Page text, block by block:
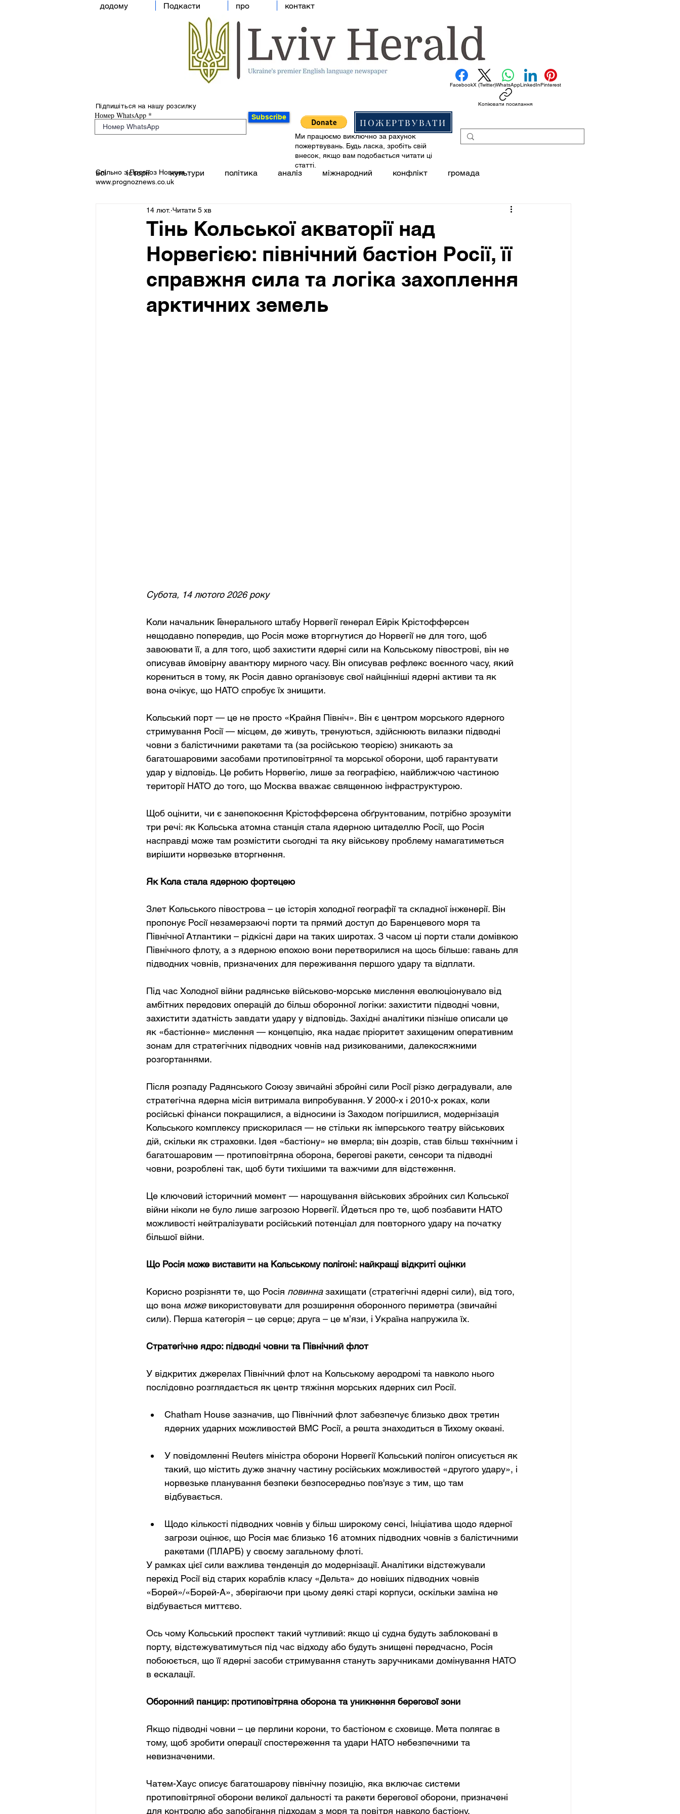
додому Подкасти про контакт
Підпишіться на нашу розсилку
Номер WhatsApp Subscribe ПОЖЕРТВУВАТИ
FacebookX (Twitter)WhatsAppLinkedInPinterest
Копіювати посилання
Спільно з Прогноз Новини
www.prognoznews.co.uk
Ми працюємо виключно за рахунок
пожертвувань. Будь ласка, зробіть свій
внесок, якщо вам подобається читати ці
статті.
всі історії культури політика аналіз міжнародний конфлікт громада
Тінь Кольської акваторії над
Норвегією: північний бастіон Росії, її
справжня сила та логіка захоплення
арктичних земель
14 лют. Читати 5 хв
Субота, 14 лютого 2026 року
Коли начальник Генерального штабу Норвегії генерал Ейрік Крістофферсен
нещодавно попередив, що Росія може вторгнутися до Норвегії не для того, щоб
завоювати її, а для того, щоб захистити ядерні сили на Кольському півострові, він не
описував ймовірну авантюру мирного часу. Він описував рефлекс воєнного часу, який
корениться в тому, як Росія давно організовує свої найцінніші ядерні активи та як
вона очікує, що НАТО спробує їх знищити.
Кольський порт — це не просто «Крайня Північ». Він є центром морського ядерного
стримування Росії — місцем, де живуть, тренуються, здійснюють вилазки підводні
човни з балістичними ракетами та (за російською теорією) зникають за
багатошаровими засобами протиповітряної та морської оборони, щоб гарантувати
удар у відповідь. Це робить Норвегію, лише за географією, найближчою частиною
території НАТО до того, що Москва вважає священною інфраструктурою.
Щоб оцінити, чи є занепокоєння Крістофферсена обґрунтованим, потрібно зрозуміти
три речі: як Кольська атомна станція стала ядерною цитаделлю Росії, що Росія
насправді може там розмістити сьогодні та яку військову проблему намагатиметься
вирішити норвезьке вторгнення.
Як Кола стала ядерною фортецею
Злет Кольського півострова – це історія холодної географії та складної інженерії. Він
пропонує Росії незамерзаючі порти та прямий доступ до Баренцевого моря та
Північної Атлантики – рідкісні дари на таких широтах. З часом ці порти стали домівкою
Північного флоту, а з ядерною епохою вони перетворилися на щось більше: гавань для
підводних човнів, призначених для переживання першого удару та відплати.
Під час Холодної війни радянське військово-морське мислення еволюціонувало від
амбітних передових операцій до більш оборонної логіки: захистити підводні човни,
захистити здатність завдати удару у відповідь. Західні аналітики пізніше описали це
як «бастіонне» мислення — концепцію, яка надає пріоритет захищеним оперативним
зонам для стратегічних підводних човнів над ризикованими, далекосяжними
розгортаннями.
Після розпаду Радянського Союзу звичайні збройні сили Росії різко деградували, але
стратегічна ядерна місія витримала випробування. У 2000-х і 2010-х роках, коли
російські фінанси покращилися, а відносини із Заходом погіршилися, модернізація
Кольського комплексу прискорилася — не стільки як імперського театру військових
дій, скільки як страховки. Ідея «бастіону» не вмерла; він дозрів, став більш технічним і
багатошаровим — протиповітряна оборона, берегові ракети, сенсори та підводні
човни, розроблені так, щоб бути тихішими та важчими для відстеження.
Це ключовий історичний момент — нарощування військових збройних сил Кольської
війни ніколи не було лише загрозою Норвегії. Йдеться про те, щоб позбавити НАТО
можливості нейтралізувати російський потенціал для повторного удару на початку
більшої війни.
Що Росія може виставити на Кольському полігоні: найкращі відкриті оцінки
Корисно розрізняти те, що Росія повинна захищати (стратегічні ядерні сили), від того,
що вона може використовувати для розширення оборонного периметра (звичайні
сили). Перша категорія – це серце; друга – це м’язи, і Україна напружила їх.
Стратегічне ядро: підводні човни та Північний флот
У відкритих джерелах Північний флот на Кольському аеродромі та навколо нього
послідовно розглядається як центр тяжіння морських ядерних сил Росії.
Chatham House зазначив, що Північний флот забезпечує близько двох третин
ядерних ударних можливостей ВМС Росії, а решта знаходиться в Тихому океані.
У повідомленні Reuters міністра оборони Норвегії Кольський полігон описується як
такий, що містить дуже значну частину російських можливостей «другого удару», і
норвезьке планування безпеки безпосередньо пов'язує з тим, що там
відбувається.
Щодо кількості підводних човнів у більш широкому сенсі, Ініціатива щодо ядерної
загрози оцінює, що Росія має близько 16 атомних підводних човнів з балістичними
ракетами (ПЛАРБ) у своєму загальному флоті.
У рамках цієї сили важлива тенденція до модернізації. Аналітики відстежували
перехід Росії від старих кораблів класу «Дельта» до новіших підводних човнів
«Борей»/«Борей-А», зберігаючи при цьому деякі старі корпуси, оскільки заміна не
відбувається миттєво.
Ось чому Кольський проспект такий чутливий: якщо ці судна будуть заблоковані в
порту, відстежуватимуться під час відходу або будуть знищені передчасно, Росія
побоюється, що її ядерні засоби стримування стануть заручниками домінування НАТО
в ескалації.
Оборонний панцир: протиповітряна оборона та уникнення берегової зони
Якщо підводні човни – це перлини корони, то бастіоном є сховище. Мета полягає в
тому, щоб зробити операції спостереження та удари НАТО небезпечними та
невизначеними.
Чатем-Хаус описує багатошарову північну позицію, яка включає системи
протиповітряної оборони великої дальності та ракети берегової оборони, призначені
для контролю або запобігання підходам з моря та повітря навколо бастіону.